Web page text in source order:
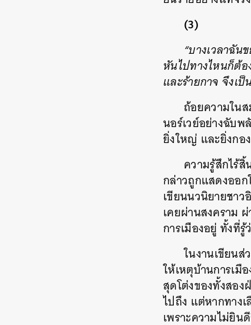
(3)
“บางเวลาฉั
หันไปทางไหนก็ต้
และร้ายกาจ จึงเ
ถ้อยความใน
นอร์เวย์อย่างฉับพ
ยิ่งใหญ่ และยิ่งกอ
ความรู้สึกไร้
กล่าวถูกแสดงออก
เขียนนวนิยายชาว
เคยผ่านสงคราม
การเมืองอยู่ ทั้งที่
ในงานเขียนส่
ให้เหตุบ้านการเ
สุดโต่งของทั้งสอ
ไปถึง แต่หากทาง
เพราะความไม่ยิ